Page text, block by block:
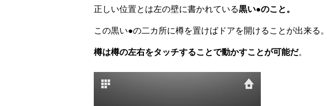
正しい位置とは左の壁に書かれている黒い●のこと。
この黒い●の二カ所に樽を置けばドアを開けることが出来る。
樽は樽の左右をタッチすることで動かすことが可能だ。